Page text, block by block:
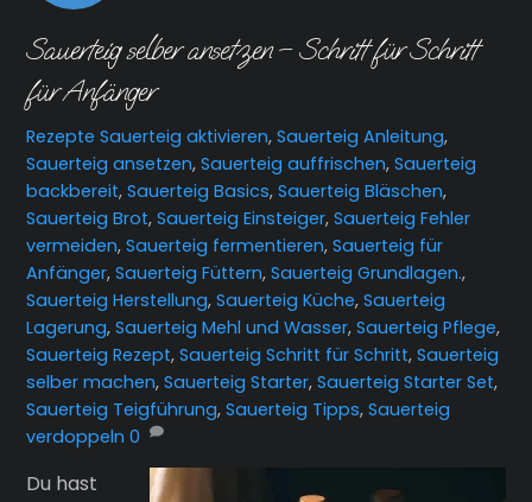
Sauerteig selber ansetzen – Schritt für Schritt
für Anfänger
Rezepte Sauerteig aktivieren,Sauerteig Anleitung,
Sauerteig ansetzen,Sauerteig auffrischen,Sauerteig
backbereit,Sauerteig Basics,Sauerteig Bläschen,
Sauerteig Brot,Sauerteig Einsteiger,Sauerteig Fehler
vermeiden,Sauerteig fermentieren,Sauerteig für
Anfänger,Sauerteig Füttern,Sauerteig Grundlagen.,
Sauerteig Herstellung,Sauerteig Küche,Sauerteig
Lagerung,Sauerteig Mehl und Wasser,Sauerteig Pflege,
Sauerteig Rezept,Sauerteig Schritt für Schritt,Sauerteig
selber machen,Sauerteig Starter,Sauerteig Starter Set,
Sauerteig Teigführung,Sauerteig Tipps,Sauerteig
verdoppeln 0
Du hast